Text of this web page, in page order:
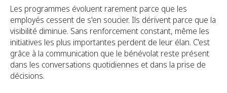
Les programmes évoluent rarement parce que les
employés cessent de s'en soucier. Ils dérivent parce que la
visibilité diminue. Sans renforcement constant, même les
initiatives les plus importantes perdent de leur élan. C'est
grâce à la communication que le bénévolat reste présent
dans les conversations quotidiennes et dans la prise de
décisions.